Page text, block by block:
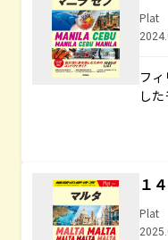
Plat
フ
し
１
Plat